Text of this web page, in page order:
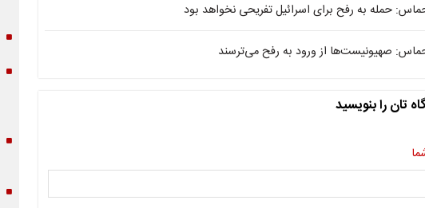
حمله به رفح برای اسرائیل تفریحی نخواهد بود
صهیونیست‌ها از ورود به رفح می‌ترسند
تان را بنویسید